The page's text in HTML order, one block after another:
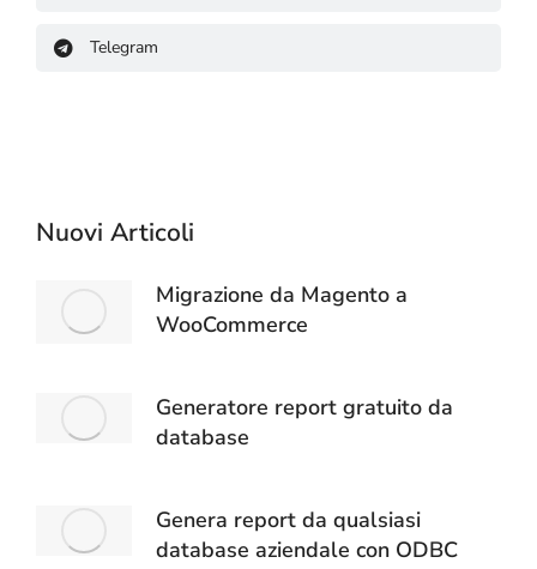
Telegram
Nuovi Articoli
Migrazione da Magento a
WooCommerce
Generatore report gratuito da
database
Genera report da qualsiasi
database aziendale con ODBC